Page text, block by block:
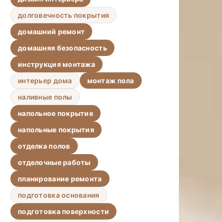
долговечность покрытия
домашний ремонт
домашняя безопасность
инструкция монтажа
интерьер дома
монтаж пола
наливные полы
напольное покрытие
напольные покрытия
отделка полов
отделочные работы
планирование ремонта
подготовка основания
подготовка поверхности